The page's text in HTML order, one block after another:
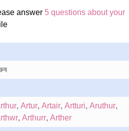
answer 5 questions about your
, Artur, Artair, Artturi, Aruthur,
, Arthurr, Arther